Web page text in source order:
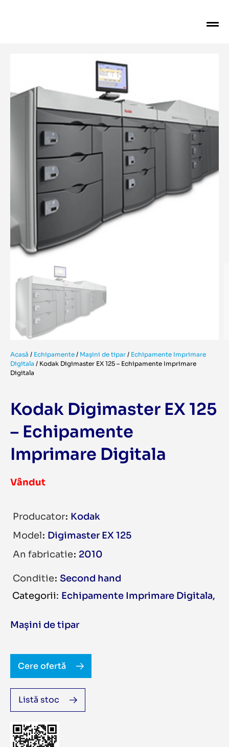
Acasă / Echipamente / Mașini de tipar / Echipamente Imprimare
Digitala / Kodak Digimaster EX 125 – Echipamente Imprimare
Digitala
Kodak Digimaster EX 125
– Echipamente
Imprimare Digitala
Vândut
Producator Kodak
Model Digimaster EX 125
An fabricatie 2010
Conditie Second hand
Echipamente Imprimare Digitala
Mașini de tipar
Cere ofertă
Listă stoc